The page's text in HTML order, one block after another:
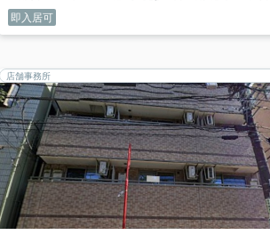
即入居可
店舗事務所